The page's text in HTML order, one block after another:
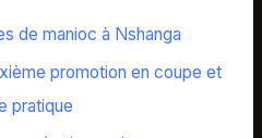
de manioc à Nshanga
promotion en coupe et
pratique